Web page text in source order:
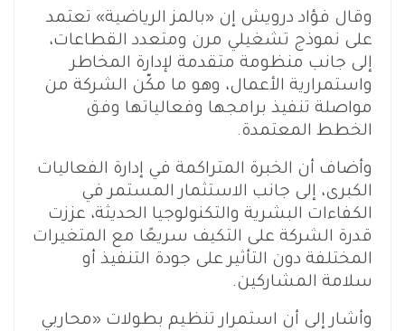
وقال فؤاد درويش إن «بالمز الرياضية» تعتمد
على نموذج تشغيلي مرن ومتعدد القطاعات،
إلى جانب منظومة متقدمة لإدارة المخاطر
واستمرارية الأعمال، وهو ما مكّن الشركة من
مواصلة تنفيذ برامجها وفعالياتها وفق
الخطط المعتمدة.
وأضاف أن الخبرة المتراكمة في إدارة الفعاليات
الكبرى، إلى جانب الاستثمار المستمر في
الكفاءات البشرية والتكنولوجيا الحديثة، عززت
قدرة الشركة على التكيف سريعًا مع المتغيرات
المختلفة دون التأثير على جودة التنفيذ أو
سلامة المشاركين.
وأشار إلى أن استمرار تنظيم بطولات «محاربي